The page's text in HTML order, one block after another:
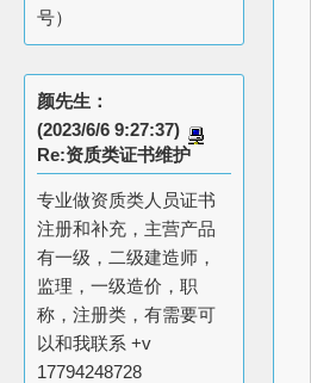
号）
颜先生：
(2023/6/6 9:27:37)
Re:资质类证书维护
专业做资质类人员证书
注册和补充，主营产品
有一级，二级建造师，
监理，一级造价，职
称，注册类，有需要可
以和我联系 +v
17794248728